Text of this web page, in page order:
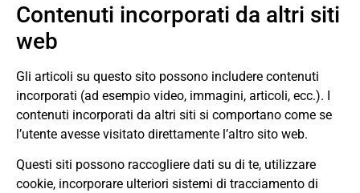
Contenuti incorporati da altri siti
web
Gli articoli su questo sito possono includere contenuti
incorporati (ad esempio video, immagini, articoli, ecc.). I
contenuti incorporati da altri siti si comportano come se
l’utente avesse visitato direttamente l’altro sito web.
Questi siti possono raccogliere dati su di te, utilizzare
cookie, incorporare ulteriori sistemi di tracciamento di